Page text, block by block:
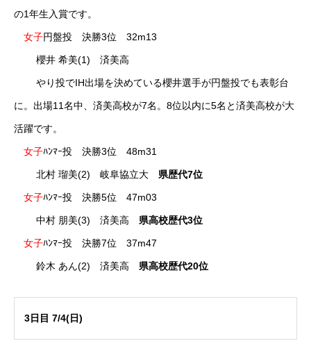
RIXPERTとは
サービス一覧
RIXPERTブログ
RIXPERTを支援する
の1年生入賞です。
女子円盤投 決勝3位 32m13
櫻井 希美(1) 済美高
やり投でIH出場を決めている櫻井選手が円盤投でも表彰台
に。出場11名中、済美高校が7名。8位以内に5名と済美高校が大
活躍です。
女子ﾊﾝﾏｰ投 決勝3位 48m31
北村 瑠美(2) 岐阜協立大 県歴代7位
女子ﾊﾝﾏｰ投 決勝5位 47m03
中村 朋美(3) 済美高 県高校歴代3位
女子ﾊﾝﾏｰ投 決勝7位 37m47
鈴木 あん(2) 済美高 県高校歴代20位
3日目 7/4(日)